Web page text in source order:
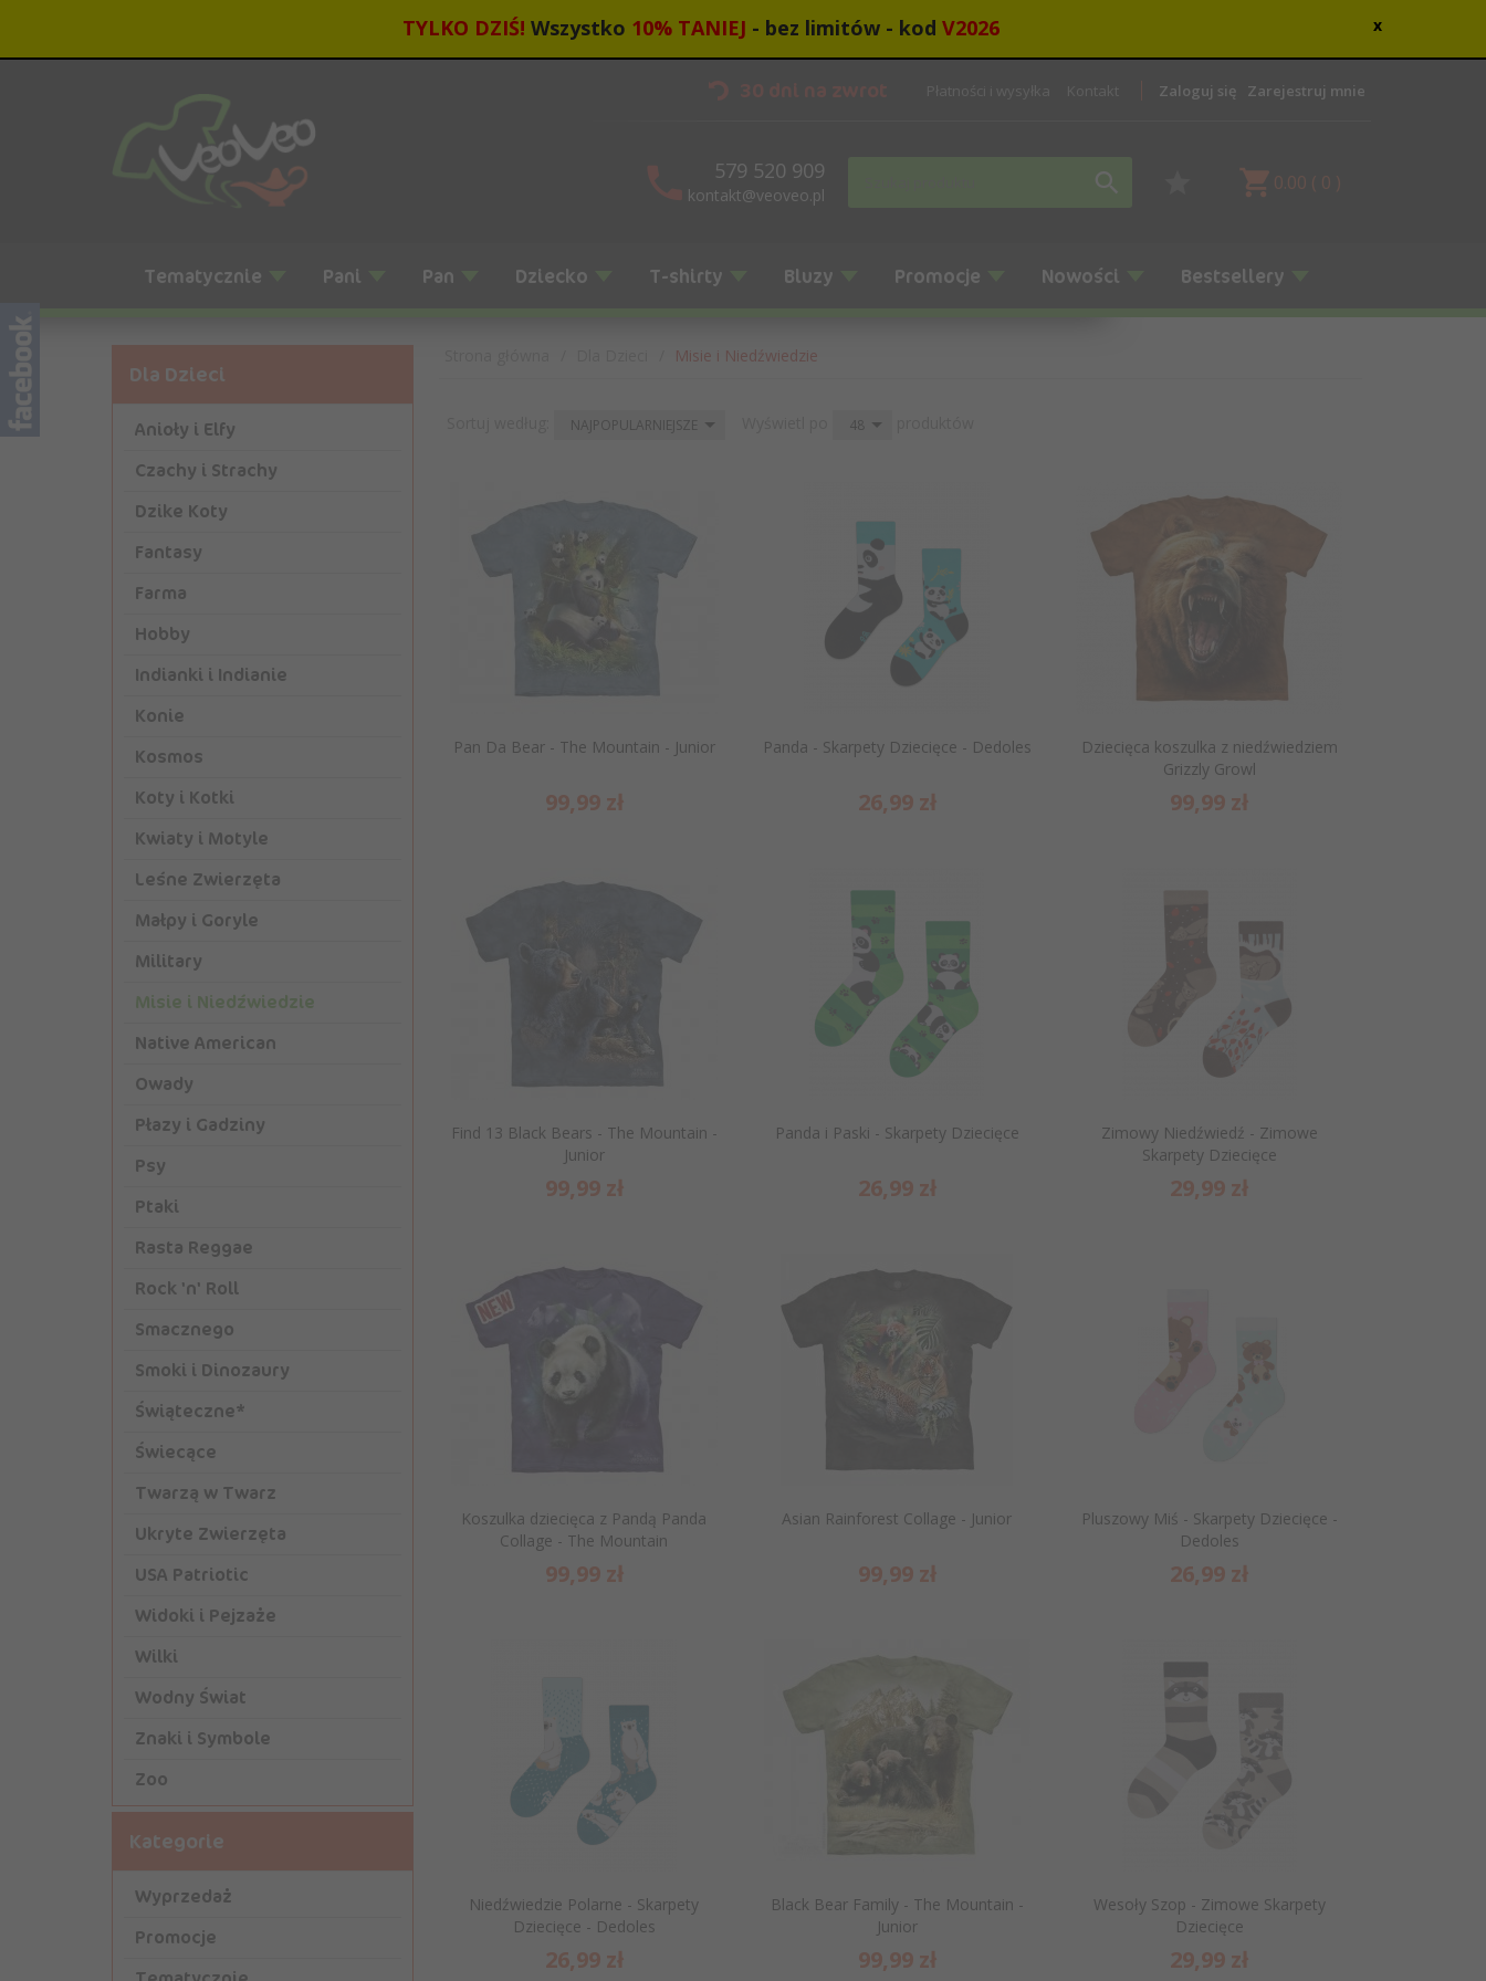
TYLKO DZIŚ! Wszystko 10% TANIEJ - bez limitów - kodV2026 x
30 dni na zwrot Zaloguj się Zarejestruj mnie
579 520 909
kontakt@veoveo.pl
0.00 ( 0 )
Tematycznie Pani Pan Dziecko T-shirty Bluzy Promocje Nowości Bestsellery
Dla Dzieci
Anioły i Elfy
Czachy i Strachy
Dzike Koty
Fantasy
Farma
Hobby
Indianki i Indianie
Konie
Kosmos
Koty i Kotki
Kwiaty i Motyle
Leśne Zwierzęta
Małpy i Goryle
Military
Misie i Niedźwiedzie
Native American
Owady
Płazy i Gadziny
Psy
Ptaki
Rasta Reggae
Rock 'n' Roll
Smacznego
Smoki i Dinozaury
Świąteczne*
Świecące
Twarzą w Twarz
Ukryte Zwierzęta
USA Patriotic
Widoki i Pejzaże
Wilki
Wodny Świat
Znaki i Symbole
Zoo
Kategorie
Wyprzedaż
Promocje
Misie i Niedźwiedzie
sortNAJPOPULARNIEJSZE pop
48
Pan Da Bear - The Mountain - Junior
99,99 zł
Panda - Skarpety Dziecięce - Dedoles
26,99 zł
Dziecięca koszulka z niedźwiedziem
Grizzly Growl
99,99 zł
Find 13 Black Bears - The Mountain -
Junior
99,99 zł
Panda i Paski - Skarpety Dziecięce
26,99 zł
Zimowy Niedźwiedź - Zimowe
Skarpety Dziecięce
29,99 zł
Koszulka dziecięca z Pandą Panda
Collage - The Mountain
99,99 zł
Asian Rainforest Collage - Junior
99,99 zł
Pluszowy Miś - Skarpety Dziecięce -
Dedoles
26,99 zł
Niedźwiedzie Polarne - Skarpety
Dziecięce - Dedoles
26,99 zł
Black Bear Family - The Mountain -
Junior
99,99 zł
Wesoły Szop - Zimowe Skarpety
Dziecięce
29,99 zł